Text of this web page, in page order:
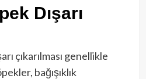
Dışarı
çıkarılması genellikle
bağışıklık